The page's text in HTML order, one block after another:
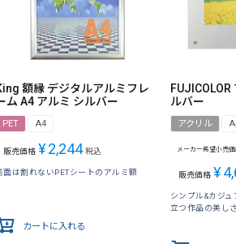
額縁 デジタルアルミフレ
ム A4 アルミ シルバー
PET A4
販売価格 ¥2,244 税込
面は割れないPETシートのアルミ額
カートに入れる
ルバー
アクリル
メーカー希望小売
販売価格 ¥
シンプル&カジ
立つ作品の美しさ